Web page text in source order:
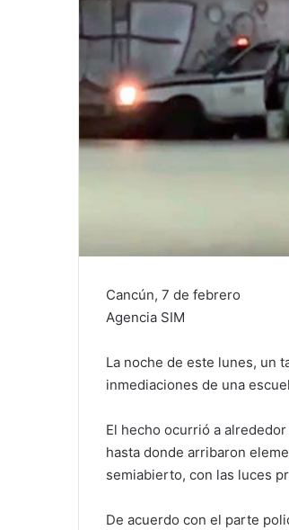
Cancún, 7 de febrero
Agencia SIM
La noche de este lunes, un
inmediaciones de una
El hecho ocurrió a alrededor
hasta donde arribaron
semiabierto, con las luces
De acuerdo con el parte